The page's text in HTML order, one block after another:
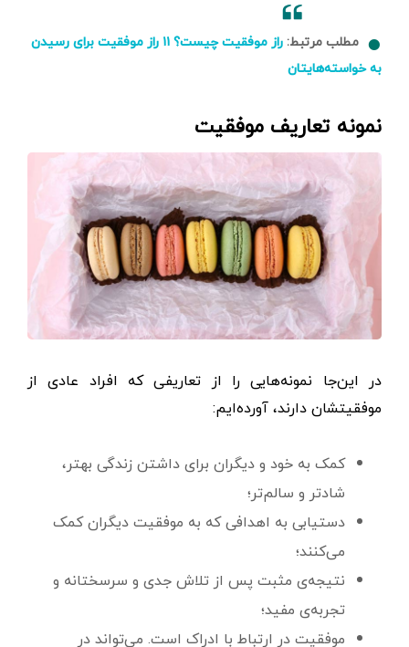
مطلب مرتبط:
راز موفقیت چیست؟ ۱۱ راز موفقیت برای رسیدن
به خواسته‌هایتان
نمونه تعاریف موفقیت
در این‌جا نمونه‌هایی را از تعاریفی که افراد عادی از
موفقیتشان دارند، آورده‌ایم:
کمک به خود و دیگران برای داشتن زندگی بهتر،
شادتر و سالم‌تر؛
دستیابی به اهدافی که به موفقیت دیگران کمک
می‌کنند؛
نتیجه‌ی مثبت پس از تلاش جدی و سرسختانه و
تجربه‌ی مفید؛
موفقیت در ارتباط با ادراک است. می‌تواند در